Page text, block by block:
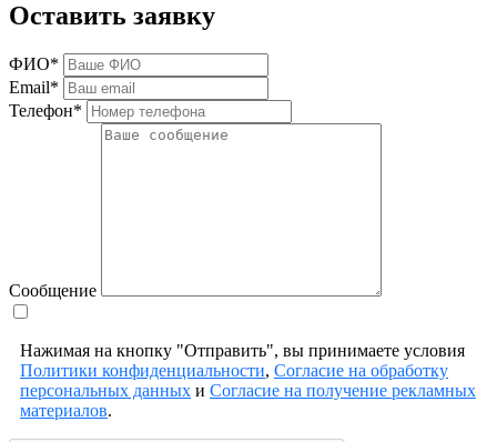
Оставить заявку
ФИО*
Email*
Телефон*
Сообщение
Нажимая на кнопку "Отправить", вы принимаете условия
Политики конфиденциальности, Согласие на обработку
персональных данных и Согласие на получение рекламных
материалов.